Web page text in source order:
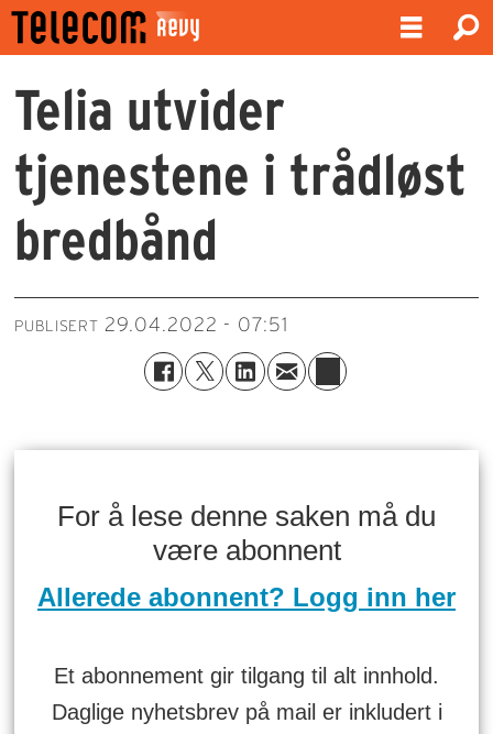
Telia utvider
tjenestene i trådløst
bredbånd
PUBLISERT 29.04.2022 - 07:51
For å lese denne saken må du
være abonnent
Allerede abonnent? Logg inn her
Et abonnement gir tilgang til alt innhold.
Daglige nyhetsbrev på mail er inkludert i